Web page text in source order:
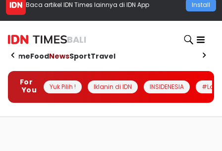
Baca artikel IDN Times lainnya di IDN App Install
BALI
HomeFoodNewsSportTravel
For
You
Yuk Pilih ! Iklanin di IDN INSIDENESIA